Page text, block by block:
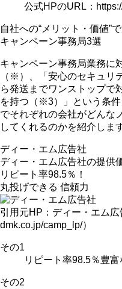
公式HPのURL：
自社への“メリット・価値”
キャンペーン事務局3選
キャンペーン事務局業務に
（※）、「安心のセキュリ
ら発送までワンストップ
を持つ（※3）」という条
でそれぞれの会社がどんな
してくれるのかを紹介しま
ディー・エム広告社
ディー・エム広告社の提供
リピート率98.5％！
丸投げできる 信頼力
引用元HP：ディー・エム
dmk.co.jp/camp_lp/）
その1
リピート率98.5％豊
その2